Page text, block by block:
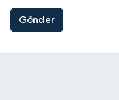
Gönder